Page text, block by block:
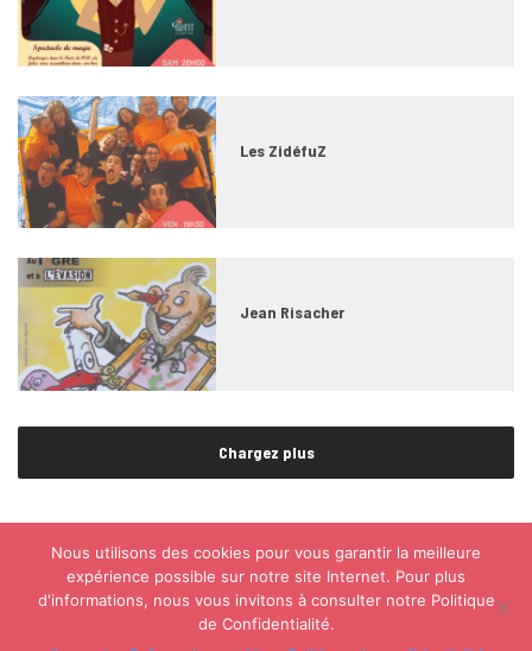
Les ZidéfuZ
Jean Risacher
Chargez plus
© L'Évasion - 2021
CONTACTS ET ÉQUIPE EMPLOI
Nous utilisons des cookies pour vous garantir la meilleure
expérience possible sur notre site Internet. Pour plus
d'informations, nous vous invitons à consulter notre Politique
de Confidentialité.